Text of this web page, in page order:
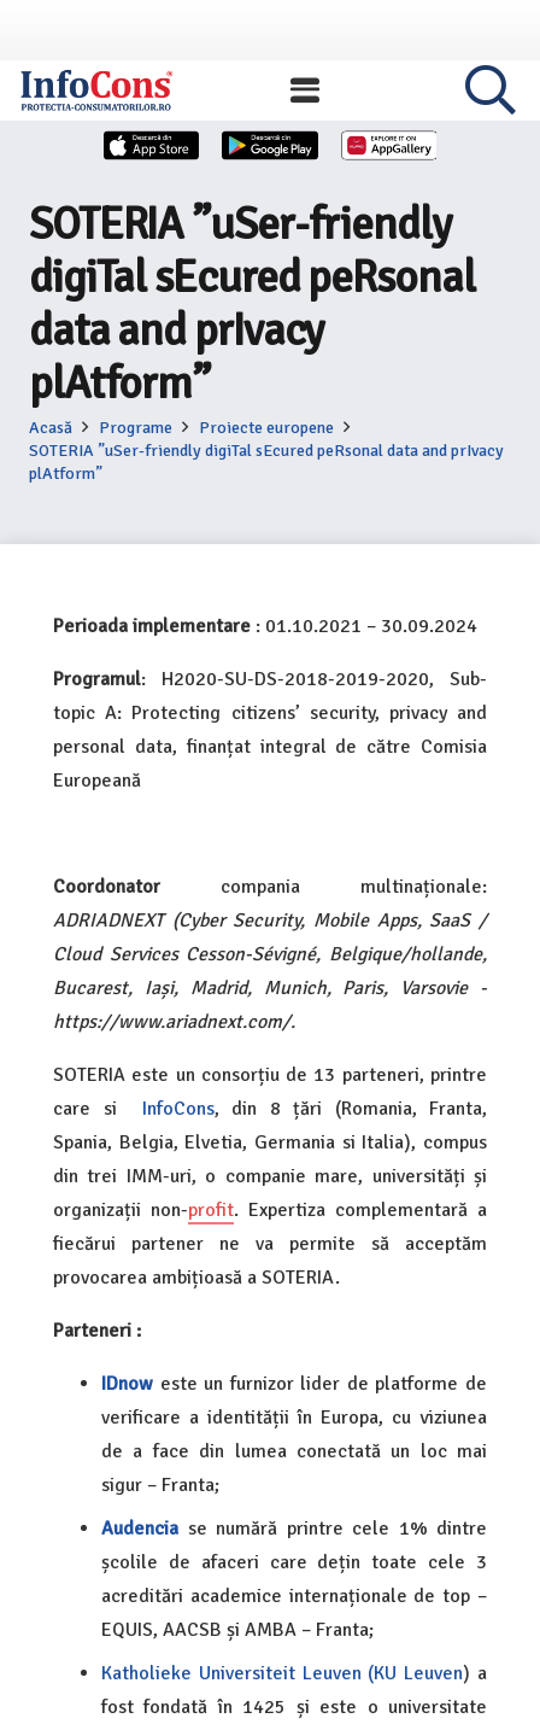
SOTERIA ”uSer-friendly
digiTal sEcured peRsonal
data and prIvacy
plAtform”
Acasă Programe
Proiecte europene
SOTERIA ”uSer-friendly digiTal sEcured peRsonal data and prIvacy
plAtform”
Perioada implementare : 01.10.2021 – 30.09.2024
Programul: H2020-SU-DS-2018-2019-2020, Sub-
topic A: Protecting citizens’ security, privacy and
personal data, finanțat integral de către Comisia
Europeană
Coordonator compania multinaționale:
ADRIADNEXT (Cyber Security, Mobile Apps, SaaS /
Cloud Services Cesson-Sévigné, Belgique/hollande,
Bucarest, Iași, Madrid, Munich, Paris, Varsovie -
https://www.ariadnext.com/.
SOTERIA este un consorțiu de 13 parteneri, printre
care si InfoCons, din 8 țări (Romania, Franta,
Spania, Belgia, Elvetia, Germania si Italia), compus
din trei IMM-uri, o companie mare, universități și
organizații non-profit. Expertiza complementară a
fiecărui partener ne va permite să acceptăm
provocarea ambițioasă a SOTERIA.
Parteneri :
IDnow este un furnizor lider de platforme de
verificare a identității în Europa, cu viziunea
de a face din lumea conectată un loc mai
sigur – Franta;
Audencia se numără printre cele 1% dintre
școlile de afaceri care dețin toate cele 3
acreditări academice internaționale de top –
EQUIS, AACSB și AMBA – Franta;
Katholieke Universiteit Leuven (KU Leuven) a
fost fondată în 1425 și este o universitate